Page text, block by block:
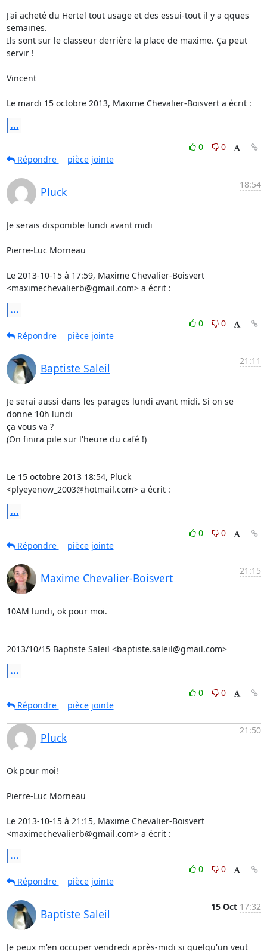
J'ai acheté du Hertel tout usage et des essui-tout il y a qques
semaines.
Ils sont sur le classeur derrière la place de maxime. Ça peut
servir !
Vincent
Le mardi 15 octobre 2013, Maxime Chevalier-Boisvert a écrit :
...
0
0
Répondre
pièce jointe
Pluck
18:54
Je serais disponible lundi avant midi
Pierre-Luc Morneau
Le 2013-10-15 à 17:59, Maxime Chevalier-Boisvert
<maximechevalierb@gmail.com> a écrit :
...
0
0
Répondre
pièce jointe
Baptiste Saleil
21:11
Je serai aussi dans les parages lundi avant midi. Si on se
donne 10h lundi
ça vous va ?
(On finira pile sur l'heure du café !)
Le 15 octobre 2013 18:54, Pluck
<plyeyenow_2003@hotmail.com> a écrit :
...
0
0
Répondre
pièce jointe
Maxime Chevalier-Boisvert
21:15
10AM lundi, ok pour moi.
2013/10/15 Baptiste Saleil <baptiste.saleil@gmail.com>
...
0
0
Répondre
pièce jointe
Pluck
21:50
Ok pour moi!
Pierre-Luc Morneau
Le 2013-10-15 à 21:15, Maxime Chevalier-Boisvert
<maximechevalierb@gmail.com> a écrit :
...
0
0
Répondre
pièce jointe
Baptiste Saleil
15 Oct 17:32
Je peux m'en occuper vendredi après-midi si quelqu'un veut